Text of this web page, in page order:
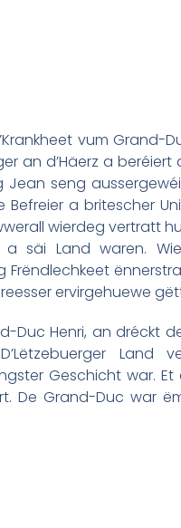
vum Grand-
d’Häerz a beréiert
seng
a britescher
wierdeg vertratt
säi Land waren.
ervirgehuewe
Duc Henri, an dréckt
Land
Geschicht war.
De Grand-Duc war